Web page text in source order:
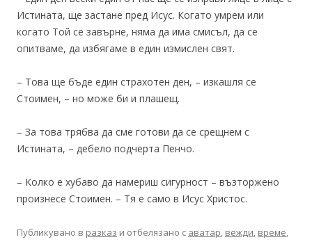
Истината, ще застане пред Исус. Когато умрем или
когато Той се завърне, няма да има смисъл, да се
опитваме, да избягаме в един измислен свят.
– Това ще бъде един страхотен ден, – изкашля се
Стоимен, – но може би и плашещ.
– За това трябва да сме готови да се срещнем с
Истината, – дебело подчерта Пенчо.
– Колко е хубаво да намериш сигурност – възторжено
произнесе Стоимен. – Тя е само в Исус Христос.
Публикувано в разказ и отбелязано с аватар, вежди, време,